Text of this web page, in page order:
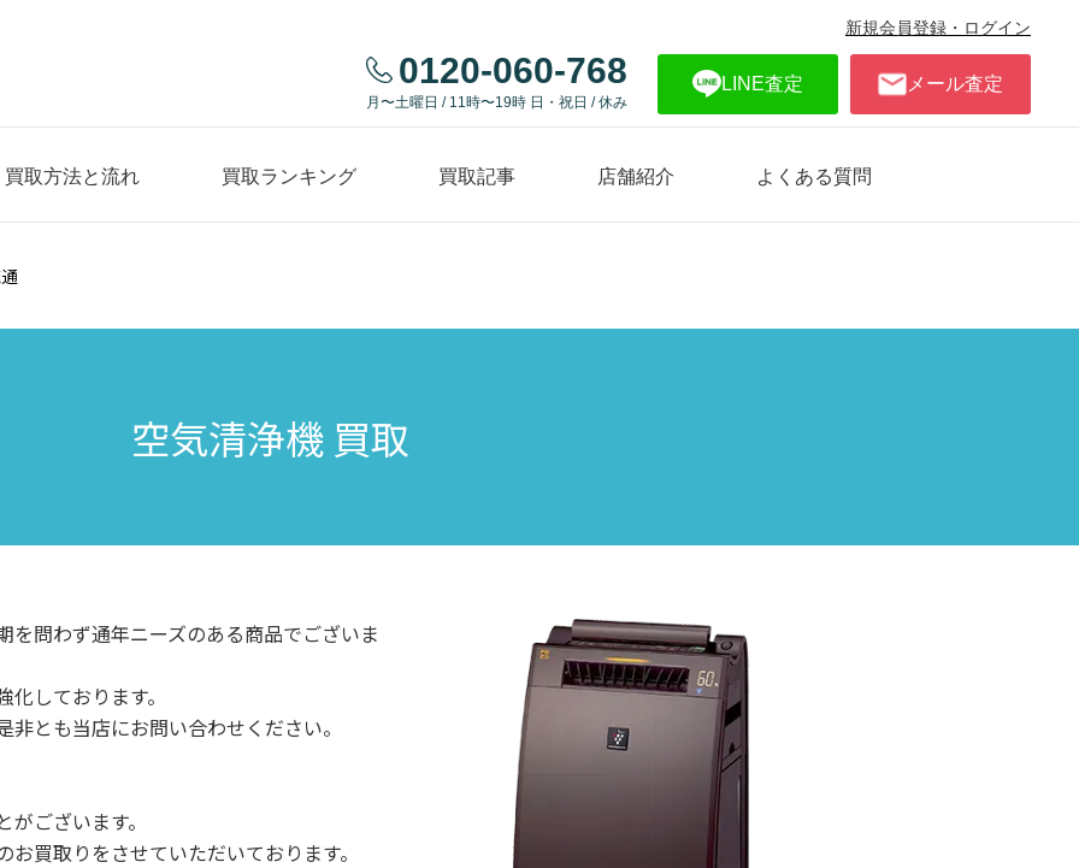
新規会員登録・ログイン
0120-060-768
月〜土曜日 / 11時〜19時 日・祝日 / 休み
LINE査定 メール査定
買取方法と流れ 買取ランキング 買取記事 店舗紹介 よくある質問
空気清浄機 買取
問わず通年ニーズのある商品でございま
しております。
とも当店にお問い合わせください。
ございます。
買取りをさせていただいております。